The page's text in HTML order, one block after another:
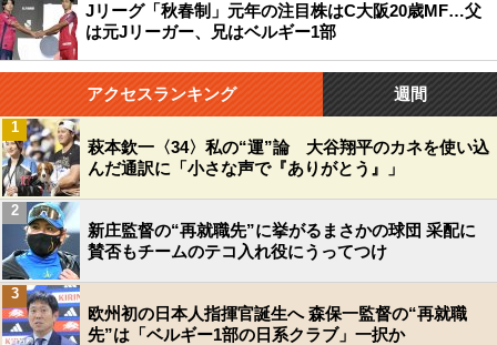
Jリーグ「秋春制」元年の注目株はC大阪20歳MF…父
は元Jリーガー、兄はベルギー1部
アクセスランキング 週間
萩本欽一〈34〉私の“運”論 大谷翔平のカネを使い込
んだ通訳に「小さな声で『ありがとう』」
1
新庄監督の“再就職先”に挙がるまさかの球団 采配に
賛否もチームのテコ入れ役にうってつけ
2
欧州初の日本人指揮官誕生へ 森保一監督の“再就職
先”は「ベルギー1部の日系クラブ」一択か
3